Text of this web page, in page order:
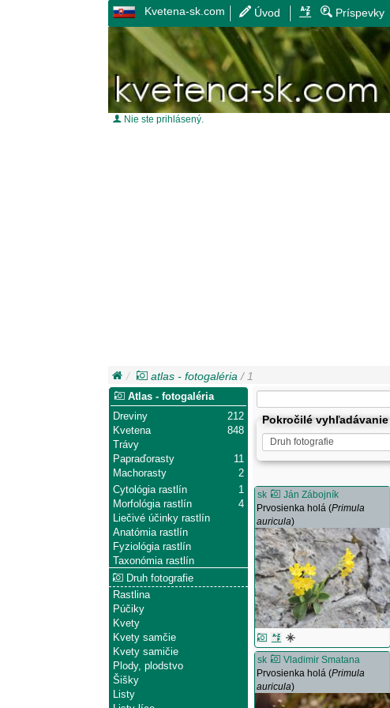
Kvetena-sk.com Úvod Príspevky
Nie ste prihlásený.
atlas - fotogaléria / 1
Pokročilé vyhľadávanie
sk
Ján Zábojník
Prvosienka holá (Primula
auricula)
sk
Vladimir Smatana
Prvosienka holá (Primula
auricula)
Atlas - fotogaléria
212
Dreviny
848
Kvetena
Trávy
11
Papraďorasty
2
Machorasty
1
Cytológia rastlín
4
Morfológia rastlín
Liečivé účinky rastlín
Anatómia rastlín
Fyziológia rastlín
Taxonómia rastlín
Druh fotografie
Rastlina
Púčiky
Kvety
Kvety samčie
Kvety samičie
Plody, plodstvo
Šišky
Listy